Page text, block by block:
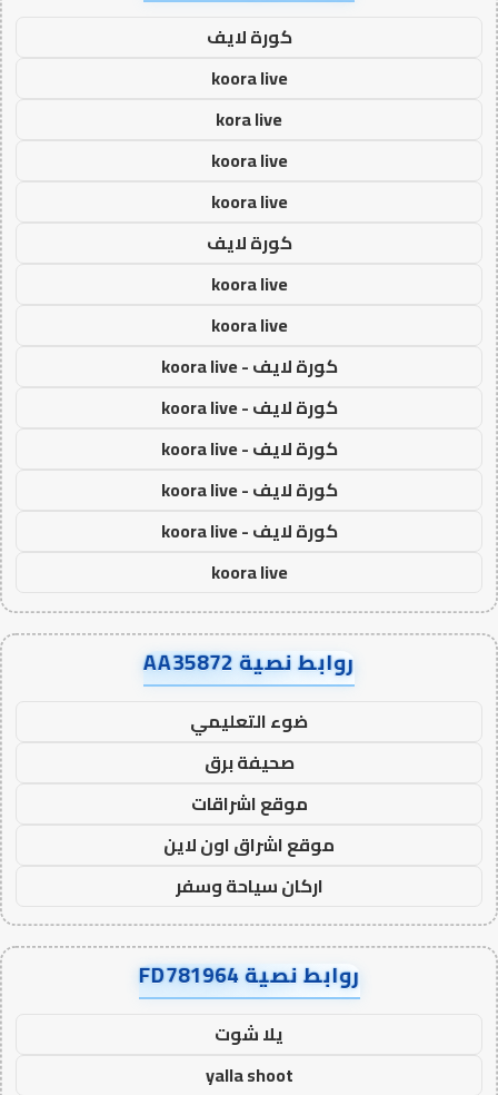
كورة لايف
koora live
kora live
koora live
koora live
كورة لايف
koora live
koora live
كورة لايف - koora live
كورة لايف - koora live
كورة لايف - koora live
كورة لايف - koora live
كورة لايف - koora live
koora live
روابط نصية AA35872
ضوء التعليمي
صحيفة برق
موقع اشراقات
موقع اشراق اون لاين
اركان سياحة وسفر
روابط نصية FD781964
يلا شوت
yalla shoot